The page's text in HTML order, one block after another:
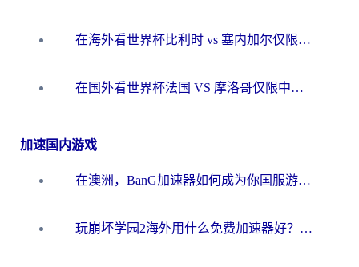
在海外看世界杯比利时 vs 塞内加尔仅限中国大陆？我找到了最流畅的中文解说之路
在国外看世界杯法国 VS 摩洛哥仅限中国大陆？海外党这样看中文解说赛事不卡顿
加速国内游戏
在澳洲，BanG加速器如何成为你国服游戏的“时光机”？
玩崩坏学园2海外用什么免费加速器好？2026海外党亲测国服游戏加速指南